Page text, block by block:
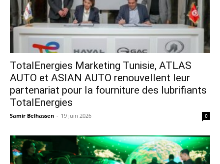
TotalEnergies Marketing Tunisie, ATLAS
AUTO et ASIAN AUTO renouvellent leur
partenariat pour la fourniture des lubrifiants
TotalEnergies
Samir Belhassen - 19 juin 2026 0